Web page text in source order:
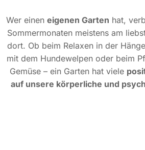
Wer einen eigenen Garten hat,
Sommermonaten meistens am
dort. Ob beim Relaxen in der
mit dem Hundewelpen oder beim
Gemüse – ein Garten hat viele
auf unsere körperliche und